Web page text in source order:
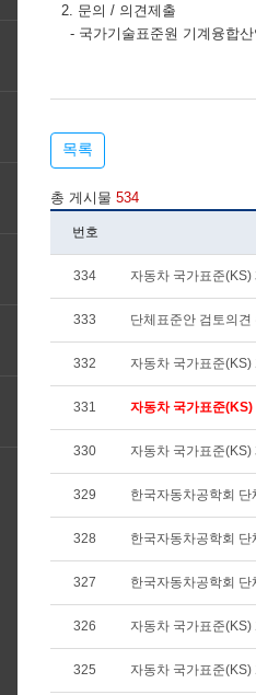
2. 문의 / 의견제출
- 국가기술표준원 기계융합
목록
총 게시물 534
번호
334 자동차 국가표준
333 단체표준안 검토의견
332 자동차 국가표준
331 자동차 국가표준
330 자동차 국가표준
329 한국자동차공학회
328 한국자동차공학회
327 한국자동차공학회
326 자동차 국가표준
325 자동차 국가표준